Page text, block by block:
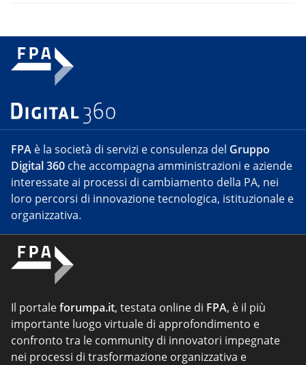
FPA è la società di servizi e consulenza del Gruppo
Digital 360 che accompagna amministrazioni e aziende
interessate ai processi di cambiamento della PA, nei
loro percorsi di innovazione tecnologica, istituzionale e
organizzativa.
Il portaleforumpa.it, testata online di FPA, è il più
importante luogo virtuale di approfondimento e
confronto tra le community di innovatori impegnate
nei processi di trasformazione organizzativa e